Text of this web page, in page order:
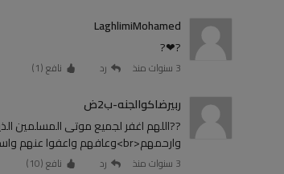
LaghlimiMohamed
?❤?
3 سنوات منذ رد نافع (1
)
ربيرضاكوالجنه-ب2ض
??اللهم اغفر لجميع موتى المسلمين
وارحمهم<br>وعافهم واعفوا عنهم واسكنهم فسيح جناتك يا ذا الجلال والإكرام
3 سنوات منذ رد نافع (10
)